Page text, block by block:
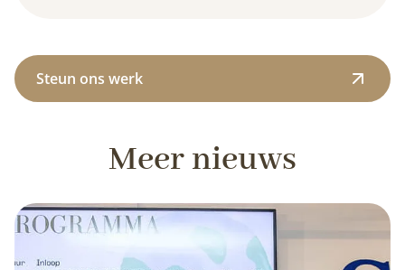
Steun ons werk
Meer nieuws